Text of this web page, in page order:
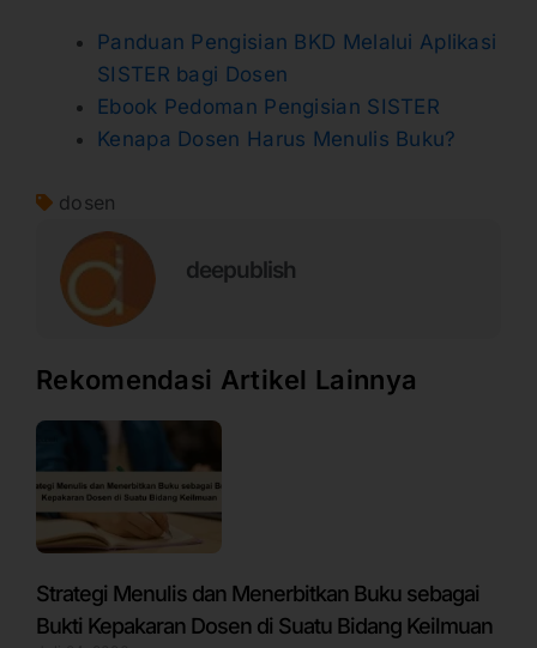
Panduan Pengisian BKD Melalui Aplikasi
SISTER bagi Dosen
Ebook Pedoman Pengisian SISTER
Kenapa Dosen Harus Menulis Buku?
dosen
deepublish
Rekomendasi Artikel Lainnya
Strategi Menulis dan Menerbitkan Buku sebagai
Bukti Kepakaran Dosen di Suatu Bidang Keilmuan